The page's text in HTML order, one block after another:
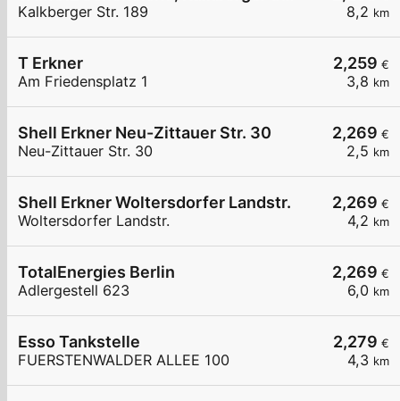
8,2 km
Kalkberger Str. 189
2,259 €
3,8 km
T Erkner
Am Friedensplatz 1
2,269 €
2,5 km
Shell Erkner Neu-Zittauer Str. 30
Neu-Zittauer Str. 30
2,269 €
4,2 km
Shell Erkner Woltersdorfer Landstr.
Woltersdorfer Landstr.
2,269 €
6,0 km
TotalEnergies Berlin
Adlergestell 623
2,279 €
4,3 km
Esso Tankstelle
FUERSTENWALDER ALLEE 100